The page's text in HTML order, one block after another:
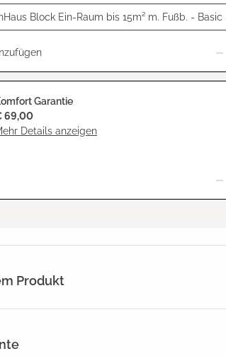
Garantie
Details anzeigen
69,00
Produkt